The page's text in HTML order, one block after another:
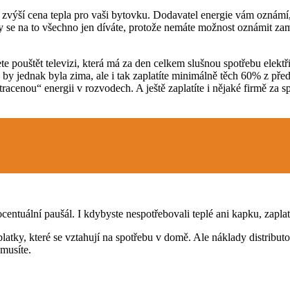
cena tepla pro vaši bytovku. Dodavatel energie vám
na to všechno jen díváte, protože nemáte možnost oznámit
pouštět televizi, která má za den celkem slušnou spotřebu
jednak byla zima, ale i tak zaplatíte minimálně těch 60% z
energii v rozvodech. A ještě zaplatíte i nějaké firmě za
paušál. I kdybyste nespotřebovali teplé ani kapku,
které se vztahují na spotřebu v domě. Ale náklady